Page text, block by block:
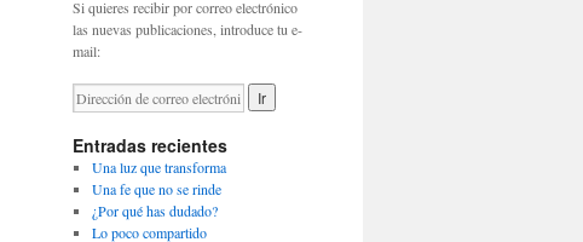
Si quieres recibir por correo electrónico
las nuevas publicaciones, introduce tu e-
mail:
Entradas recientes
Una luz que transforma
Una fe que no se rinde
¿Por qué has dudado?
Lo poco compartido